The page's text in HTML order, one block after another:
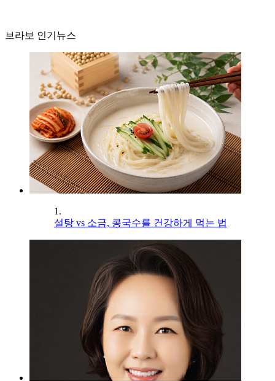
브라보 인기뉴스
1.
설탕 vs 소금, 콩국수를 건강하게 먹는 법